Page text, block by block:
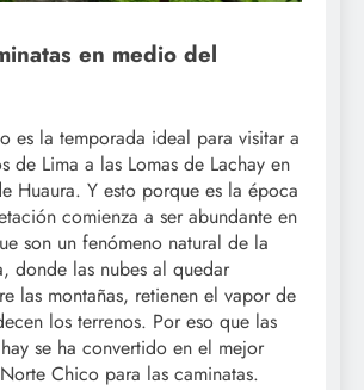
en medio del
es la temporada ideal para visitar a
de Lima a las Lomas de Lachay en
Huaura. Y esto porque es la época
comienza a ser abundante en
son un fenómeno natural de la
donde las nubes al quedar
las montañas, retienen el vapor de
los terrenos. Por eso que las
se ha convertido en el mejor
Chico para las caminatas.